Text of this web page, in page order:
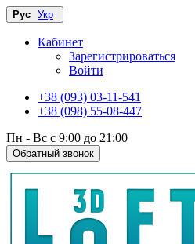
Рус Укр
Кабинет
Зарегистрироваться
Войти
+38 (093) 03-11-541
+38 (098) 55-08-447
Пн - Вс с 9:00 до 21:00
Обратный звонок